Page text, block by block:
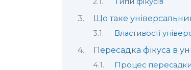
Що таке
Властивості
Пересадка фікуса в
Процес пересадки